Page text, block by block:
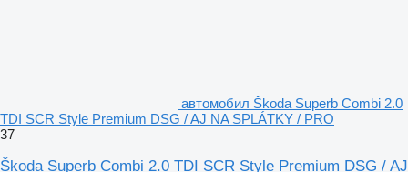
автомобил Škoda Superb Combi 2.0
TDI SCR Style Premium DSG / AJ NA SPLÁTKY / PRO
37
Škoda Superb Combi 2.0 TDI SCR Style Premium DSG / AJ